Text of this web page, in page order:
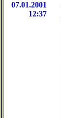
07.01.2001
12:37